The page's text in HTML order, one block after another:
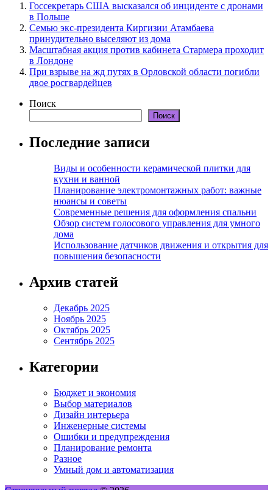
Госсекретарь США высказался об инциденте с дронами
в Польше
Семью экс-президента Киргизии Атамбаева
принудительно выселяют из дома
Масштабная акция против кабинета Стармера проходит
в Лондоне
При взрыве на жд путях в Орловской области погибли
двое росгвардейцев
Поиск
Поиск
Последние записи
Виды и особенности керамической плитки для
кухни и ванной
Планирование электромонтажных работ: важные
нюансы и советы
Современные решения для оформления спальни
Обзор систем голосового управления для умного
дома
Использование датчиков движения и открытия для
повышения безопасности
Архив статей
Декабрь 2025
Ноябрь 2025
Октябрь 2025
Сентябрь 2025
Категории
Бюджет и экономия
Выбор материалов
Дизайн интерьера
Инженерные системы
Ошибки и предупреждения
Планирование ремонта
Разное
Умный дом и автоматизация